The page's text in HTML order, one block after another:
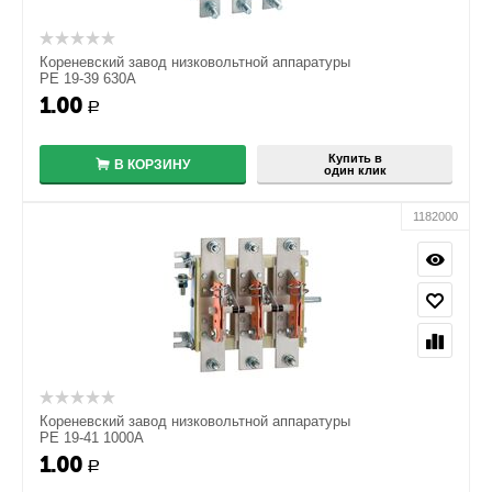
Кореневский завод низковольтной аппаратуры
РЕ 19-39 630А
1.00 Р
В КОРЗИНУ
Купить в
один клик
1182000
Кореневский завод низковольтной аппаратуры
РЕ 19-41 1000А
1.00 Р